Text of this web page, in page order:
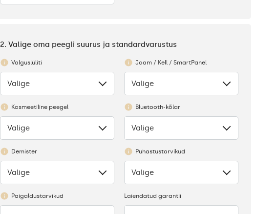
2. Valige oma peegli suurus ja standardvarustus
Valguslüliti
Puudub
Valige
Jaam / Kell / SmartPanel
Puudub
Valige
Kosmeetiline peegel
Puudub
Valige
Bluetooth-kõlar
Puudub
Valige
Demister
Puudub
Valige
Puhastustarvikud
Puudub
Valige
Paigaldustarvikud Laiendatud garantii